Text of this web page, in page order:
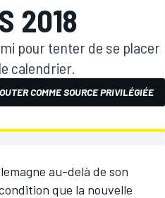
2018
pour tenter de se placer
calendrier.
COMME SOURCE PRIVILÉGIÉE
au-delà de son
que la nouvelle